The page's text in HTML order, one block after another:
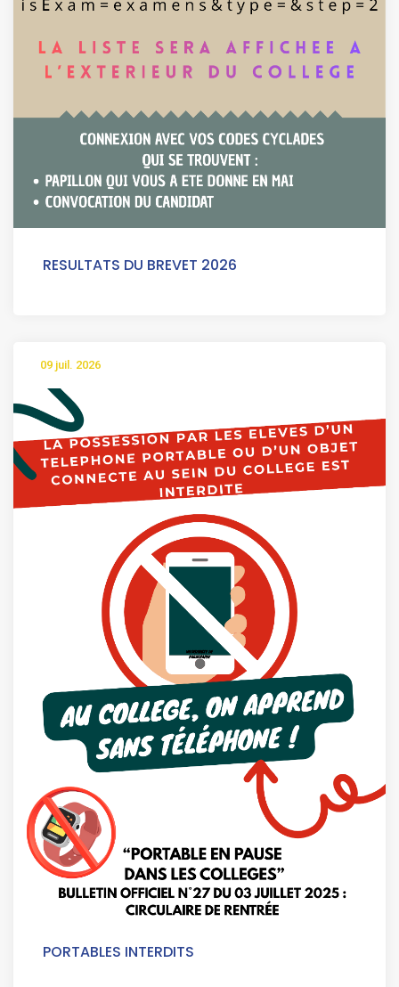
RESULTATS DU BREVET 2026
09 juil. 2026
PORTABLES INTERDITS